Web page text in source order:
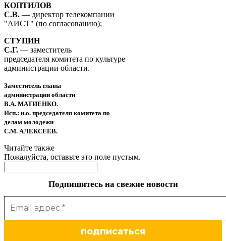
КОПТИЛОВ
С.В. — директор телекомпании
"АИСТ" (по согласованию);
СТУПИН
С.Г. — заместитель
председателя комитета по культуре
администрации области.
Заместитель главы
администрации области
В.А. МАТИЕНКО.
Исп.: и.о. председателя комитета по
делам молодежи
С.М. АЛЕКСЕЕВ.
Читайте также
Пожалуйста, оставьте это поле пустым.
Подпишитесь на свежие новости